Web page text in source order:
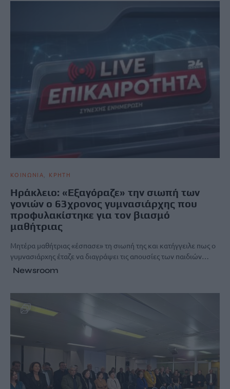
ΚΟΙΝΩΝΙΑ ΚΡΗΤΗ
Ηράκλειο: «Εξαγόραζε» την σιωπή των
γονιών ο 63χρονος γυμνασιάρχης που
προφυλακίστηκε για τον βιασμό
μαθήτριας
Μητέρα μαθήτριας «έσπασε» τη σιωπή της και κατήγγειλε πως ο
γυμνασιάρχης έταζε να διαγράψει τις απουσίες των παιδιών…
Newsroom